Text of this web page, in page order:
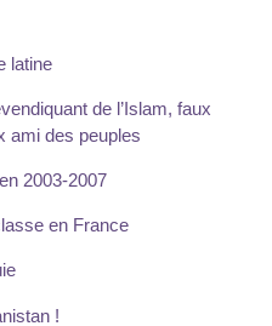
latine
de l’Islam, faux
ami des peuples
2003-2007
en France
!